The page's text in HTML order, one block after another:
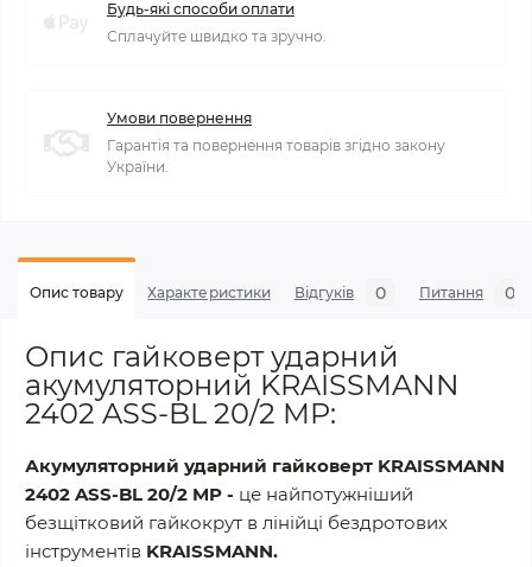
Будь-які способи оплати
Сплачуйте швидко та зручно.
Умови повернення
Гарантія та повернення товарів згідно закону
України.
Опис товару Характеристики Відгуків 0 Питання 0
Опис гайковерт ударний
акумуляторний KRAISSMANN
2402 ASS-BL 20/2 MP:
Акумуляторний ударний гайковерт KRAISSMANN
2402 ASS-BL 20/2 MP - це найпотужніший
безщітковий гайкокрут в лінійці бездротових
інструментів KRAISSMANN.